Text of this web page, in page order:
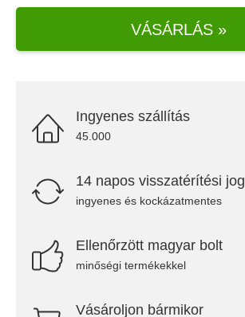
VÁSÁRLÁS »
Ingyenes szállítás
45.000
14 napos visszatérítési jog
ingyenes és kockázatmentes
Ellenőrzött magyar bolt
minőségi termékekkel
Vásároljon bármikor